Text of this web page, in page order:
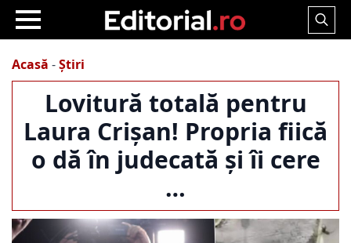
Search
Acasă -Știri
Lovitură totală pentru
Laura Crișan! Propria fiică
o dă în judecată și îi cere
…